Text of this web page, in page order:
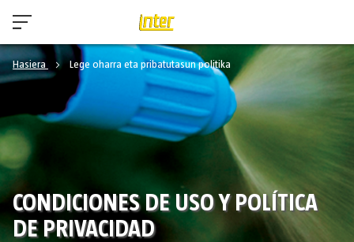
Hasiera Lege oharra eta pribatutasun politika
CONDICIONES DE USO Y POLÍTICA
DE PRIVACIDAD